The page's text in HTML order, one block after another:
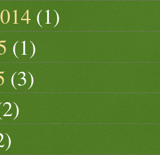
(1)
(1)
(3)